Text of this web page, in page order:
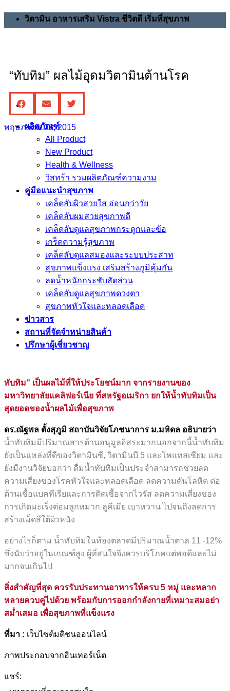
วิตามิน อาหารเสริม Vistra ชีวิตดี เริ่มที่สุขภาพ
ผลิตภัณฑ์
All Product
New Product
Health & Wellness
วิสทร้า รวมผลิตภัณฑ์ความงาม
คู่มือแนะนำสุขภาพ
เคล็ดลับผิวสวยใส อ่อนกว่าวัย
เคล็ดลับผมสวยสุขภาพดี
เคล็ดลับดูแลสุขภาพกระดูกและข้อ
เกร็ดความรู้สุขภาพ
เคล็ดลับดูแลสมองและระบบประสาท
สุขภาพแข็งแรง เสริมสร้างภูมิคุ้มกัน
ลดน้ำหนักกระชับสัดส่วน
เคล็ดลับดูแลสุขภาพดวงตา
สุขภาพหัวใจและหลอดเลือด
ข่าวสาร
สถานที่จัดจำหน่ายสินค้า
ปรึกษาผู้เชี่ยวชาญ
“ทับทิม” ผลไม้อุดมวิตามินต้านโรค
พฤษภาคม 28, 2015
ทับทิม” เป็นผลไม้ที่ให้ประโยชน์มาก จากรายงานของ
มหาวิทยาลัยแคลิฟอร์เนีย ที่สหรัฐอเมริกา ยกให้น้ำทับทิมเป็น
สุดยอดของน้ำผลไม้เพื่อสุขภาพ
ดร.ณัฐพล ตั้งสุภูมิ สถาบันวิจัยโภชนาการ ม.มหิดล อธิบายว่า
น้ำทับทิมมีปริมาณสารต้านอนุมูลอิสระมากนอกจากนี้น้ำทับทิม
ยังเป็นแหล่งที่ดีของวิตามินซี, วิตามินบี 5 และโพแทสเซียม และ
ยังมีงานวิจัยบอกว่า ดื่มน้ำทับทิมเป็นประจำสามารถช่วยลด
ความเสี่ยงของโรคหัวใจและหลอดเลือด ลดความดันโลหิต ต่อ
ต้านเชื้อแบคทีเรียและการติดเชื้อจากไวรัส ลดความเสี่ยงของ
การเกิดมะเร็งต่อมลูกหมาก ลูคีเมีย เบาหวาน ไปจนถึงลดการ
สร้างเม็ดสีใต้ผิวหนัง
อย่างไรก็ตาม น้ำทับทิมในท้องตลาดมีปริมาณน้ำตาล 11 -12%
ซึ่งนับว่าอยู่ในเกณฑ์สูง ผู้ที่สนใจจึงควรบริโภคแต่พอดีและไม่
มากจนเกินไป
สิ่งสำคัญที่สุด ควรรับประทานอาหารให้ครบ 5 หมู่ และหลาก
หลายควบคู่ไปด้วย พร้อมกับการออกกำลังกายที่เหมาะสมอย่า
สม่ำเสมอ เพื่อสุขภาพที่แข็งแรง
ที่มา : เว็บไซต์มติชนออนไลน์
ภาพประกอบจากอินเทอร์เน็ต
แชร์: